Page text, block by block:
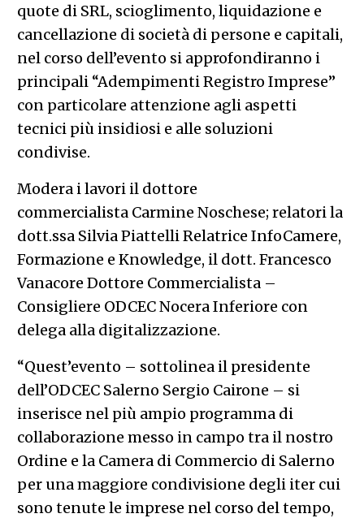
quote di SRL, scioglimento, liquidazione e
cancellazione di società di persone e capitali,
nel corso dell’evento si approfondiranno i
principali “Adempimenti Registro Imprese”
con particolare attenzione agli aspetti
tecnici più insidiosi e alle soluzioni
condivise.
Modera i lavori il dottore
commercialista Carmine Noschese; relatori la
dott.ssa Silvia Piattelli Relatrice InfoCamere,
Formazione e Knowledge, il dott. Francesco
Vanacore Dottore Commercialista –
Consigliere ODCEC Nocera Inferiore con
delega alla digitalizzazione.
“Quest’evento – sottolinea il presidente
dell’ODCEC Salerno Sergio Cairone – si
inserisce nel più ampio programma di
collaborazione messo in campo tra il nostro
Ordine e la Camera di Commercio di Salerno
per una maggiore condivisione degli iter cui
sono tenute le imprese nel corso del tempo,